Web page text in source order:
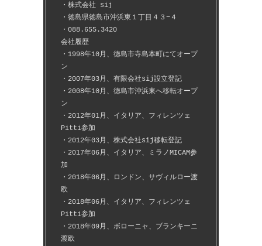
・株式会社 sij
・徳島県徳島市沖浜東１丁目４３−４
・088.655.3420
会社履歴
・1998年10月、徳島市寺島本町にてオープ
ン
・2007年03月、有限会社sij設立登記
・2008年10月、徳島市沖浜東へ移転オープ
ン
・2012年01月、イタリア、フィレンツェ
Pitti参加
・2012年03月、株式会社sij移転登記
・2017年06月、イタリア、ミラノMICAM参
加
・2018年06月、ロンドン、サヴィルロー渡
欧
・2018年06月、イタリア、フィレンツェ
Pitti参加
・2018年09月、ボローニャ、ブランキーニ
渡欧